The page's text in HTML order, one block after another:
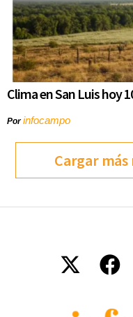
Clima en San Luis hoy
Porinfocampo
Cargar